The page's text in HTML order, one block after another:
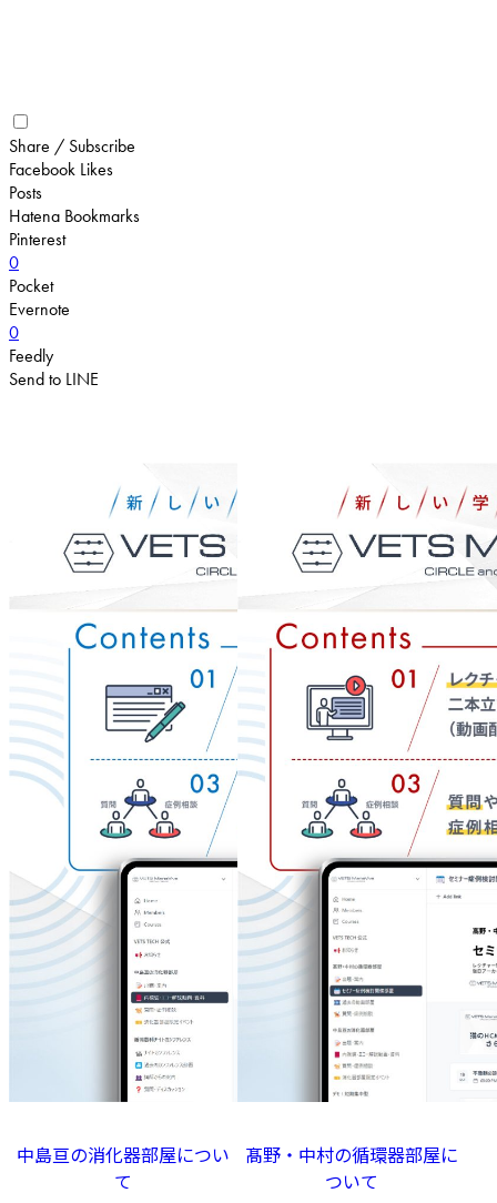
Share / Subscribe
Facebook Likes
Posts
Hatena Bookmarks
Pinterest
0
Pocket
Evernote
0
Feedly
Send to LINE
中島亘の消化器部屋につい
て
髙野・中村の循環器部屋に
ついて